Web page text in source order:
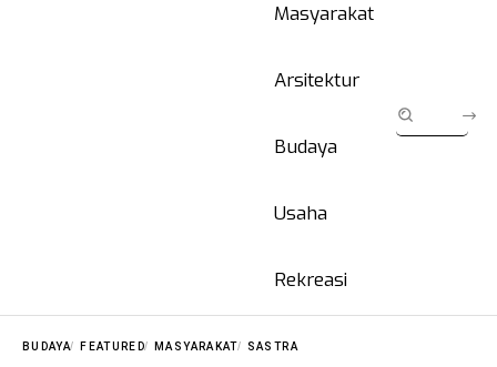
Masyarakat
Arsitektur
Budaya
Usaha
Rekreasi
BUDAYA FEATURED MASYARAKAT SASTRA